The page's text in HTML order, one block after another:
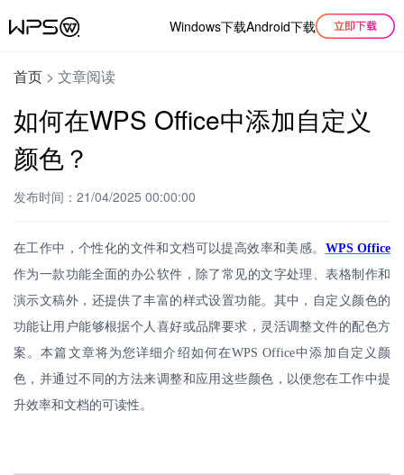
Windows下载Android下载
首页 > 文章阅读
如何在WPS Office中添加自定义
颜色？
发布时间：21/04/2025 00:00:00
在工作中，个性化的文件和文档可以提高效率和美感。 WPS Office
作为一款功能全面的办公软件，除了常见的文字处理、表格制作和
演示文稿外，还提供了丰富的样式设置功能。其中，自定义颜色的
功能让用户能够根据个人喜好或品牌要求，灵活调整文件的配色方
案。本篇文章将为您详细介绍如何在WPS Office中添加自定义颜
色，并通过不同的方法来调整和应用这些颜色，以便您在工作中提
升效率和文档的可读性。